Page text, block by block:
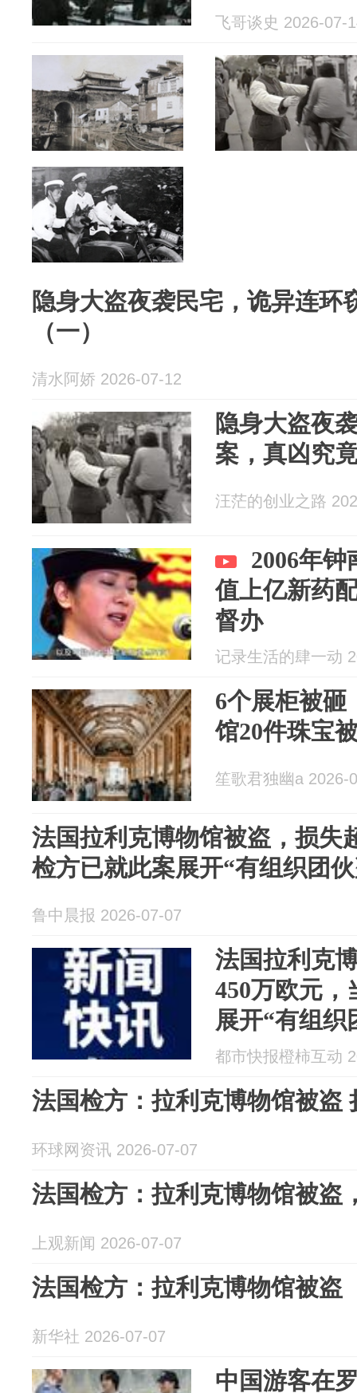
飞哥谈史 2026-07-
隐身大盗夜袭民宅，诡异连环
（一）
清水阿娇 2026-07-12
隐身大盗夜
案，真凶究
汪茫的创业之路
2006年
值上亿新药
督办
记录生活的肆一动
6个展柜被砸
馆20件珠宝
笙歌君独幽a 2026-
法国拉利克博物馆被盗，损失
检方已就此案展开“有组织团
鲁中晨报 2026-07-07
法国拉利克
450万欧元，
展开“有组织
都市快报橙柿互动
法国检方：拉利克博物馆被盗
环球网资讯 2026-07-07
法国检方：拉利克博物馆被盗
上观新闻 2026-07-07
法国检方：拉利克博物馆被
新华社 2026-07-07
中国游客在